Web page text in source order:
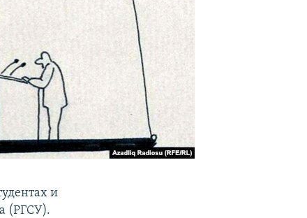
и
(РГСУ).